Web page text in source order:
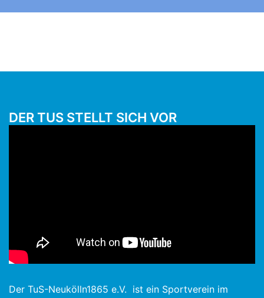
DER TUS STELLT SICH VOR
Der TuS-Neukölln1865 e.V. ist ein Sportverein im